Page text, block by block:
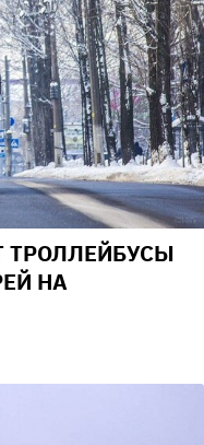
ТРОЛЛЕЙБУСЫ
НА